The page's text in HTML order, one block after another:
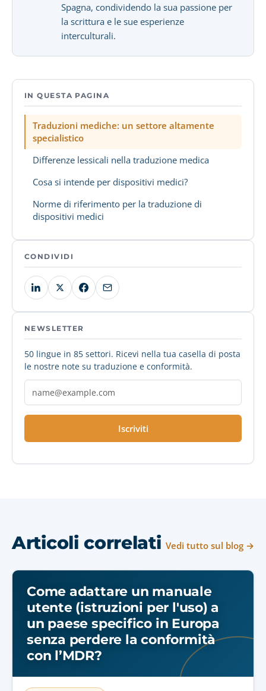
Spagna, condividendo la sua passione per
la scrittura e le sue esperienze
interculturali.
IN QUESTA PAGINA
Traduzioni mediche: un settore altamente
specialistico
Differenze lessicali nella traduzione medica
Cosa si intende per dispositivi medici?
Norme di riferimento per la traduzione di
dispositivi medici
CONDIVIDI
NEWSLETTER
50 lingue in 85 settori. Ricevi nella tua casella di posta
le nostre note su traduzione e conformità.
Iscriviti
Articoli correlati Vedi tutto sul blog →
Come adattare un manuale
utente (istruzioni per l'uso) a
un paese specifico in Europa
senza perdere la conformità
con l’MDR?